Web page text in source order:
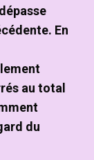
En
au total
du